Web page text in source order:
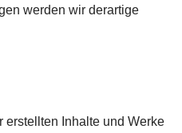
werden wir derartige
erstellten Inhalte und Werke